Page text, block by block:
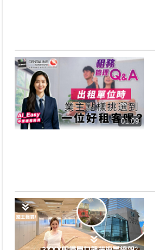
01:09